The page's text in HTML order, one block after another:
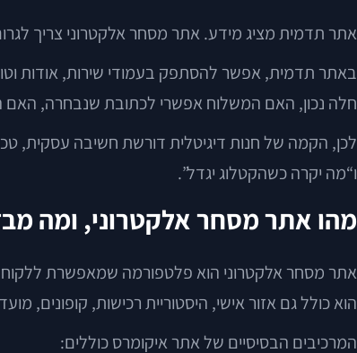
אתר תדמית מציג מידע. אתר מסחר אלקטרוני צריך
באתר תדמית, אפשר להסתפק בעמודי שירות, אודות
חלה נכון, האם המשלוח אפשרי לכתובת שנבחרה, האם
לכן, הקמה של חנות דיגיטלית דורשת חשיבה עסקית,
ו“מה יקרה כשהקטלוג יגדל”.
מהו אתר מסחר אלקטרוני, ומה
אתר מסחר אלקטרוני הוא פלטפורמה שמאפשרת ללקוח
הוא כולל גם אזור אישי, היסטוריית רכישות, קופונים,
המרכיבים הבסיסיים של אתר איקומרס כוללים: